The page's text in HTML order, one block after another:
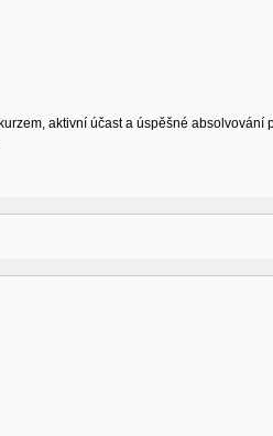
aktivní účast a úspěšné